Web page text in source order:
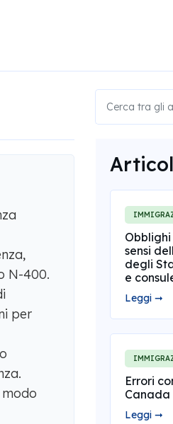
N-400.
per
sensi
degli
e
Leggi ➞
Errori
Canada
Leggi ➞